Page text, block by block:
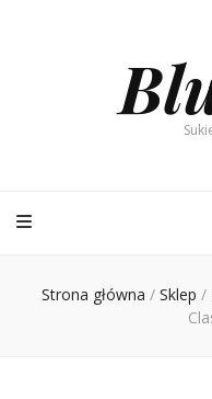
Strona główna / Sklep /